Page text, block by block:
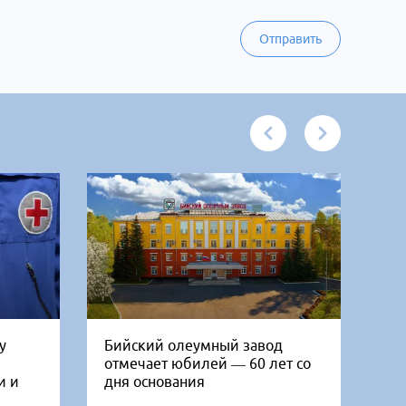
Отправить
и
Бийский олеумный завод
отмечает юбилей — 60 лет со
дня основания